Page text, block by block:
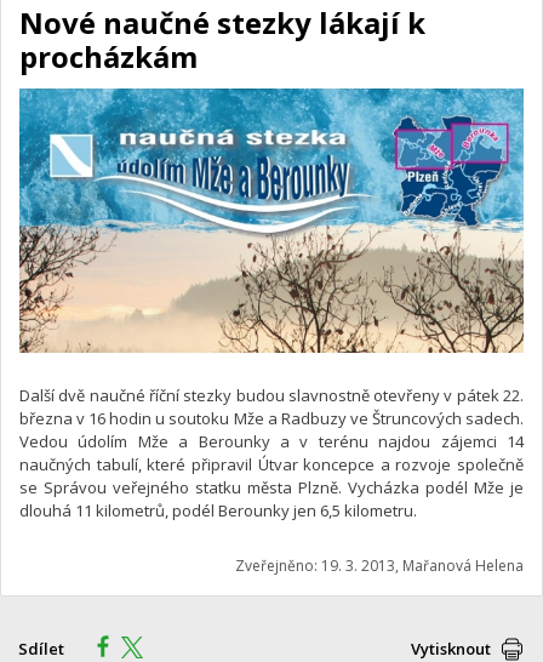
Nové naučné stezky lákají k
procházkám
Další dvě naučné říční stezky budou slavnostně otevřeny v pátek 22.
března v 16 hodin u soutoku Mže a Radbuzy ve Štruncových sadech.
Vedou údolím Mže a Berounky a v terénu najdou zájemci 14
naučných tabulí, které připravil Útvar koncepce a rozvoje společně
se Správou veřejného statku města Plzně. Vycházka podél Mže je
dlouhá 11 kilometrů, podél Berounky jen 6,5 kilometru.
Zveřejněno: 19. 3. 2013, Mařanová Helena
Sdílet Vytisknout